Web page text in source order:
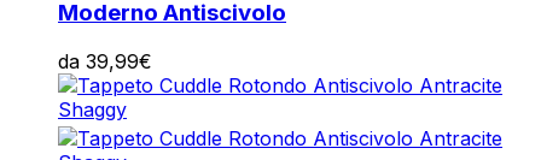
Moderno Antiscivolo
da 39,99€